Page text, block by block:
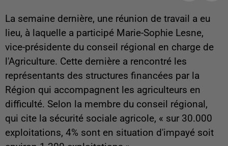
La semaine dernière, une réunion de travail a eu
lieu, à laquelle a participé Marie-Sophie Lesne,
vice-présidente du conseil régional en charge de
l'Agriculture. Cette dernière a rencontré les
représentants des structures financées par la
Région qui accompagnent les agriculteurs en
difficulté. Selon la membre du conseil régional,
qui cite la sécurité sociale agricole, « sur 30.000
exploitations, 4% sont en situation d'impayé soit